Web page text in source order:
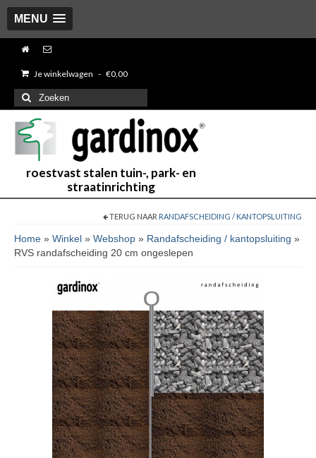
MENU
Je winkelwagen - €0,00
Zoeken
naar:
roestvast stalen tuin-, park- en
straatinrichting
TERUG NAAR RANDAFSCHEIDING / KANTOPSLUITING
Home » Winkel » Webshop » Randafscheiding / kantopsluiting »
RVS randafscheiding 20 cm ongeslepen